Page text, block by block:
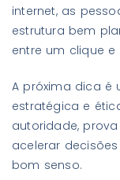
internet, as
estrutura bem
entre um clique
A próxima dica é
estratégica e
autoridade,
acelerar
bom senso.